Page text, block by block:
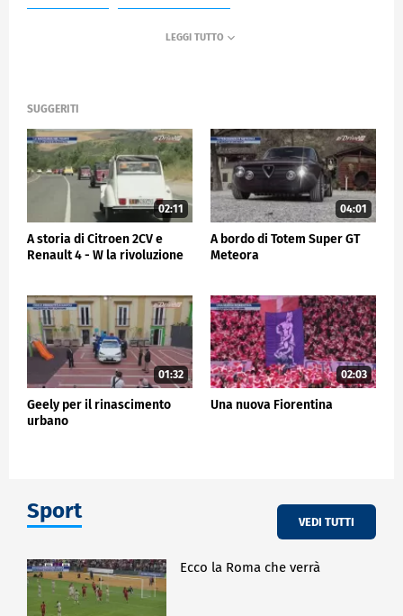
SUGGERITI
02:11
A storia di Citroen 2CV e
Renault 4 - W la rivoluzione
04:01
A bordo di Totem Super GT
Meteora
01:32
Geely per il rinascimento
urbano
02:03
Una nuova Fiorentina
Sport VEDI TUTTI
Ecco la Roma che verrà